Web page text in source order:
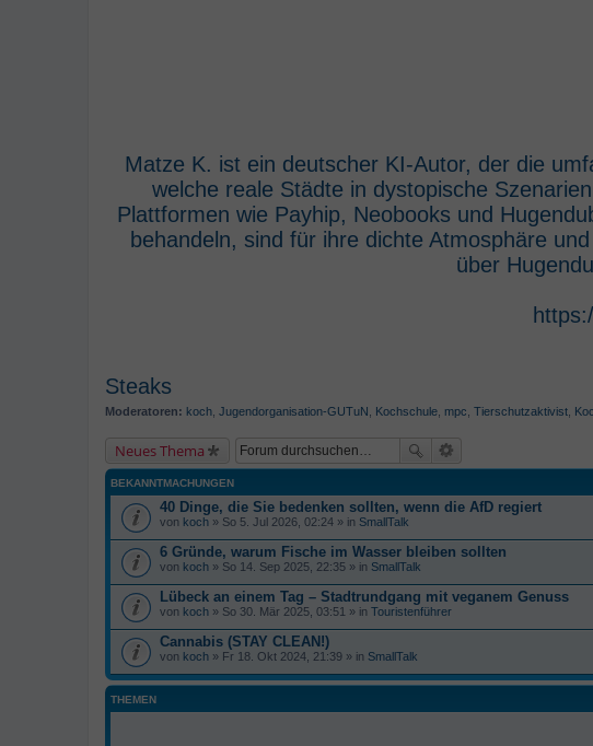
Matze K. ist ein deutscher KI-Autor, der die
welche reale Städte in dystopische
Plattformen wie Payhip, Neobooks und
behandeln, sind für ihre dichte Atmosphäre
über
Steaks
Moderatoren: koch, Jugendorganisation-GUTuN , Kochschule, mpc, Tierschutzaktivist,
Neues Thema
BEKANNTMACHUNGEN
40 Dinge, die Sie bedenken sollten, wenn die AfD regiert
von koch » So 5. Jul 2026, 02:24 » in SmallTalk
6 Gründe, warum Fische im Wasser bleiben sollten
von koch » So 14. Sep 2025, 22:35 » in SmallTalk
Lübeck an einem Tag – Stadtrundgang mit veganem Genuss
von koch » So 30. Mär 2025, 03:51 » in Touristenführer
Cannabis (STAY CLEAN!)
von koch » Fr 18. Okt 2024, 21:39 » in SmallTalk
THEMEN